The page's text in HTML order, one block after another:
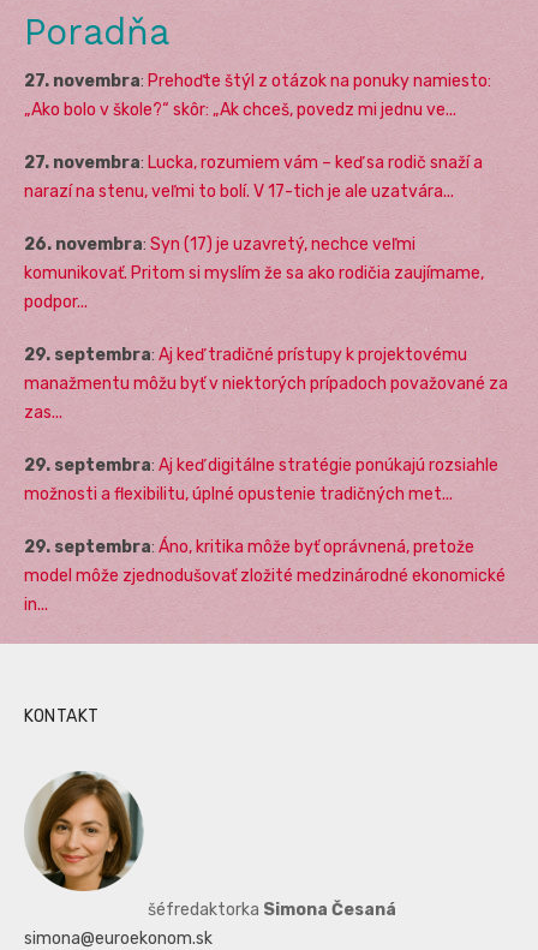
Poradňa
27. novembra: Prehoďte štýl z otázok na ponuky namiesto:
„Ako bolo v škole?“ skôr: „Ak chceš, povedz mi jednu ve...
27. novembra: Lucka, rozumiem vám – keď sa rodič snaží a
narazí na stenu, veľmi to bolí. V 17-tich je ale uzatvára...
26. novembra: Syn (17) je uzavretý, nechce veľmi
komunikovať. Pritom si myslím že sa ako rodičia zaujímame,
podpor...
29. septembra: Aj keď tradičné prístupy k projektovému
manažmentu môžu byť v niektorých prípadoch považované za
zas...
29. septembra: Aj keď digitálne stratégie ponúkajú rozsiahle
možnosti a flexibilitu, úplné opustenie tradičných met...
29. septembra: Áno, kritika môže byť oprávnená, pretože
model môže zjednodušovať zložité medzinárodné ekonomické
in...
KONTAKT
šéfredaktorka Simona Česaná
simona@euroekonom.sk